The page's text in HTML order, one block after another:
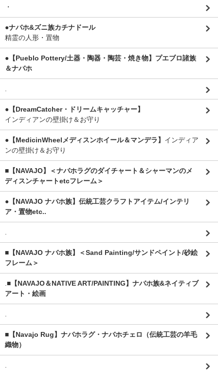
・
●ナバホ&ズニ族カチナドール
精霊の人形・置物
●【Pueblo Pottery/土器・陶器・陶芸・焼き物】プエブロ諸族
＆ナバホ
.
●【DreamCatcher・ドリームキャッチャー】
インディアンの壁掛け＆お守り
●【MedicinWheelメディスンホイール＆マンデラ】 インディア
ンの壁掛け＆お守り
■【NAVAJO】＜ナバホラグのダイチャート＆シャーマンのメ
ディスンチャートetcフレーム＞
●【NAVAJO ナバホ族】伝統工芸クラフトアイテム/インテリ
ア・置物etc..
.
■【NAVAJO ナバホ族】＜Sand Painting/サンドペイント/砂絵
フレーム＞
.■【NAVAJO＆NATIVE ART/PAINTING】ナバホ族&ネイティブ
アート・絵画
.
■【Navajo Rug】ナバホラグ・ナバホチェロ（伝統工芸の羊毛
織物）
.